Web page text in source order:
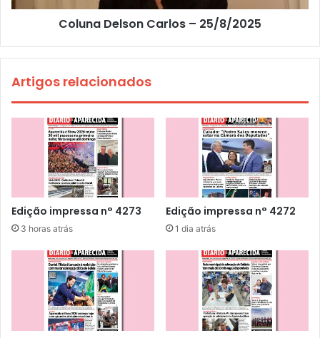
Coluna Delson Carlos – 25/8/2025
Artigos relacionados
Edição impressa n° 4273
3 horas atrás
Edição impressa n° 4272
1 dia atrás